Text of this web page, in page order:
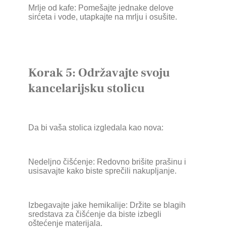
Mrlje od kafe: Pomešajte jednake delove
sirćeta i vode, utapkajte na mrlju i osušite.
Korak 5: Održavajte svoju
kancelarijsku stolicu
Da bi vaša stolica izgledala kao nova:
Nedeljno čišćenje: Redovno brišite prašinu i
usisavajte kako biste sprečili nakupljanje.
Izbegavajte jake hemikalije: Držite se blagih
sredstava za čišćenje da biste izbegli
oštećenje materijala.